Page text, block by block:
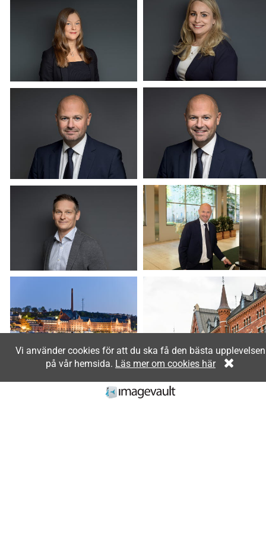
Vi använder cookies för att du ska få den bästa upplevelsen
på vår hemsida. Läs mer om cookies här